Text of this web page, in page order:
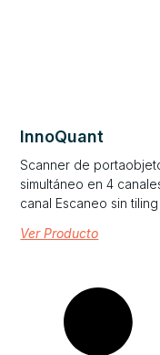
InnoQuant
Scanner de
simultáneo en 4
canal Escaneo sin
Ver Producto